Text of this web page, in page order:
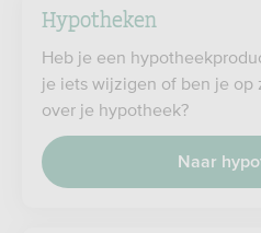
Hypotheken
Heb je een
je iets wijzigen of ben je op
over je hypotheek?
Naar